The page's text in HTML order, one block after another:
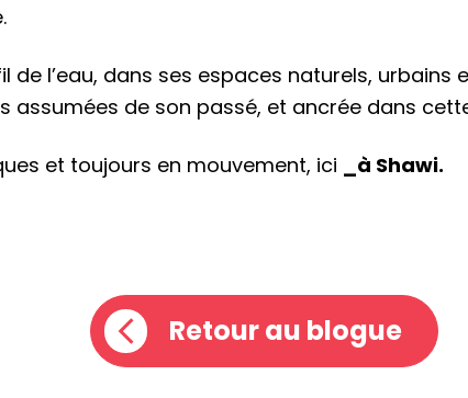
de l’eau, dans ses espaces naturels,
assumées de son passé, et ancrée dans
et toujours en mouvement, ici _à Shawi.
Retour au blogue